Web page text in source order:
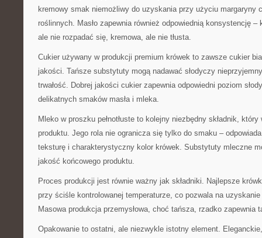
kremowy smak niemożliwy do uzyskania przy użyciu margaryny
roślinnych. Masło zapewnia również odpowiednią konsystencję
ale nie rozpadać się, kremowa, ale nie tłusta.
Cukier używany w produkcji premium krówek to zawsze cukier
jakości. Tańsze substytuty mogą nadawać słodyczy
trwałość. Dobrej jakości cukier zapewnia odpowiedni poziom
delikatnych smaków masła i mleka.
Mleko w proszku pełnotłuste to kolejny niezbędny składnik,
produktu. Jego rola nie ogranicza się tylko do smaku –
teksturę i charakterystyczny kolor krówek. Substytuty mleczne
jakość końcowego produktu.
Proces produkcji jest równie ważny jak składniki. Najlepsze
przy ściśle kontrolowanej temperaturze, co pozwala na
Masowa produkcja przemysłowa, choć tańsza, rzadko zapewnia
Opakowanie to ostatni, ale niezwykle istotny element.